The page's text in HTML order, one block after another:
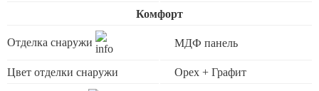
Комфорт
Отделка снаружи МДФ панель
Цвет отделки снаружи Орех + Графит